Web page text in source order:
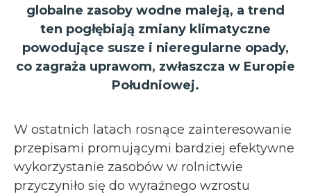
globalne zasoby wodne maleją, a trend
ten pogłębiają zmiany klimatyczne
powodujące susze i nieregularne opady,
co zagraża uprawom, zwłaszcza w Europie
Południowej.
W ostatnich latach rosnące zainteresowanie
przepisami promującymi bardziej efektywne
wykorzystanie zasobów w rolnictwie
przyczyniło się do wyraźnego wzrostu